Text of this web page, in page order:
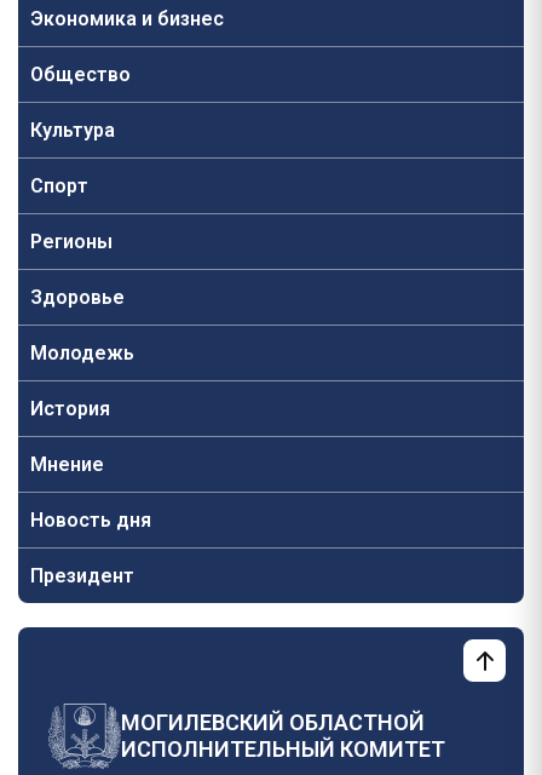
Экономика и бизнес
Общество
Культура
Спорт
Регионы
Здоровье
Молодежь
История
Мнение
Новость дня
Президент
МОГИЛЕВСКИЙ ОБЛАСТНОЙ
ИСПОЛНИТЕЛЬНЫЙ КОМИТЕТ